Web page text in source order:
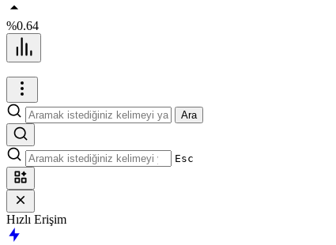
%0.64
Ara
Esc
Hızlı Erişim